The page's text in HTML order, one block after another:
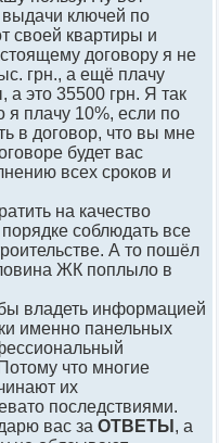
ключей по
своей квартиры и
договору я не
грн., а ещё плачу
а это 35500 грн. Я так
плачу 10%, если по
в договор, что вы мне
будет вас
всех сроков и
на качество
соблюдать все
А то пошёл
ЖК поплыло в
владеть информацией
именно панельных
что многие
их
последствиями.
вас за ОТВЕТЫ , а